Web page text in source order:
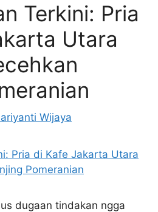
Terkini: Pria
Utara
Wijaya
dugaan tindakan ngga